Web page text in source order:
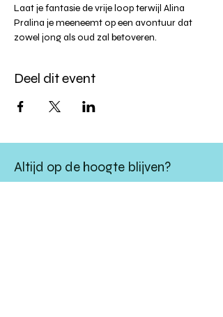
Laat je fantasie de vrije loop terwijl Alina
Pralina je meeneemt op een avontuur dat
zowel jong als oud zal betoveren.
Deel dit event
Altijd op de hoogte blijven?